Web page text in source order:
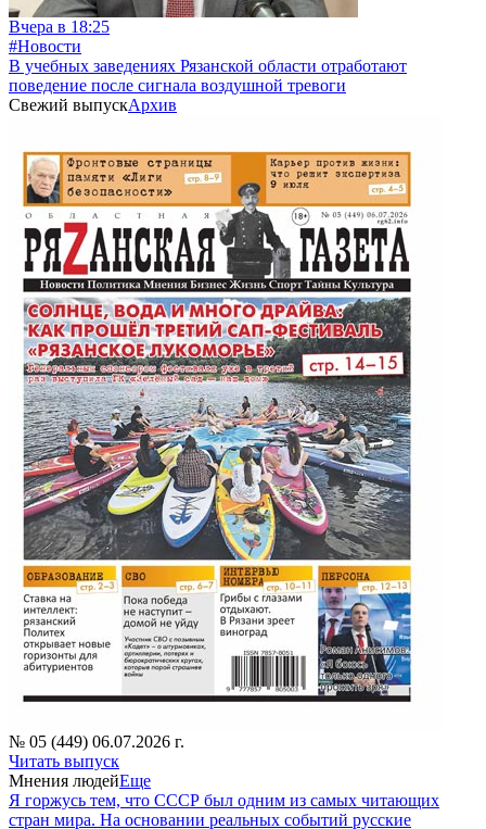
Вчера в 18:25
#Новости
В учебных заведениях Рязанской области отработают
поведение после сигнала воздушной тревоги
Свежий выпускАрхив
№ 05 (449) 06.07.2026 г.
Читать выпуск
Мнения людейЕще
Я горжусь тем, что СССР был одним из самых читающих
стран мира. На основании реальных событий русские